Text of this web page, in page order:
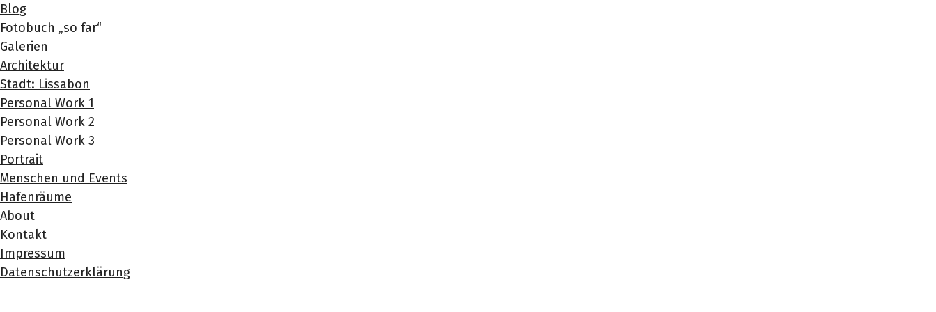
Blog
Fotobuch „so far“
Galerien
Architektur
Stadt: Lissabon
Personal Work 1
Personal Work 2
Personal Work 3
Portrait
Menschen und Events
Hafenräume
About
Kontakt
Impressum
Datenschutzerklärung